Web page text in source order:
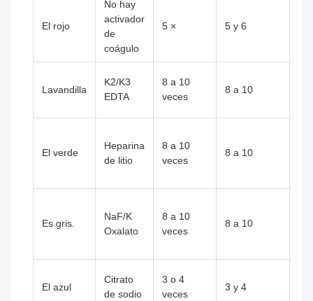
El rojo
No hay
activador
de
coágulo
5 × 5 y 6
Lavandilla
K2/K3
EDTA
8 a 10
veces
8 a 10
El verde
Heparina
de litio
8 a 10
veces
8 a 10
Es gris.
NaF/K
Oxalato
8 a 10
veces
8 a 10
El azul
Citrato
de sodio
3 o 4
veces
3 y 4